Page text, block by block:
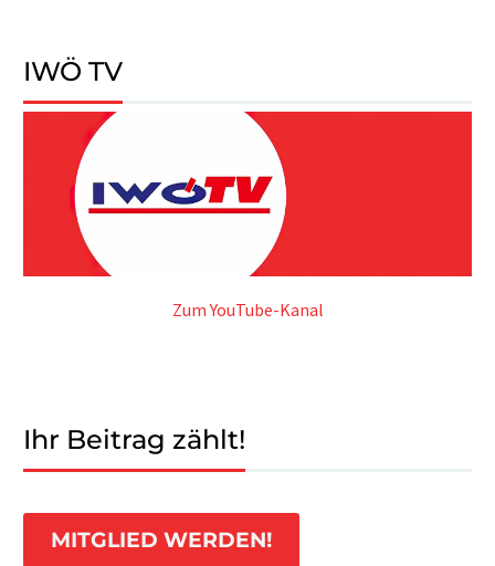
IWÖ TV
Zum YouTube-Kanal
Ihr Beitrag zählt!
MITGLIED WERDEN!